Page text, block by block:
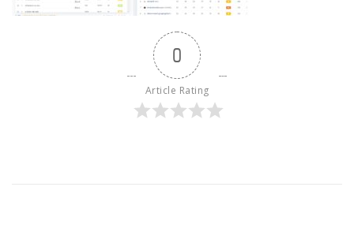
0
Article Rating